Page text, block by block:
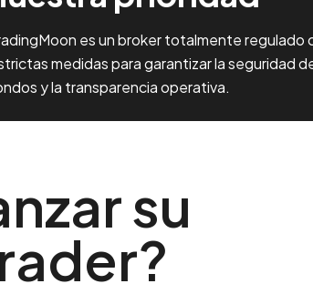
es un broker totalmente regulado
medidas para garantizar la seguridad
y la transparencia operativa.
su